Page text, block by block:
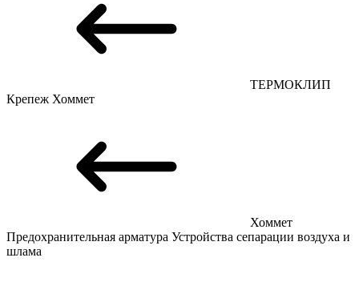
ТЕРМОКЛИП
Крепеж Хоммет
Хоммет
Предохранительная арматура Устройства сепарации воздуха и
шлама